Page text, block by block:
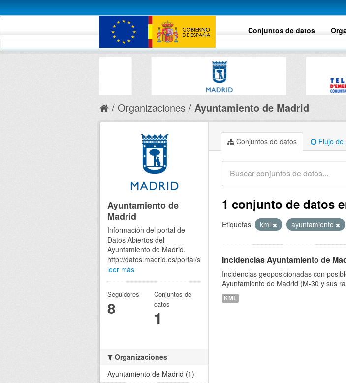
Conjuntos de datos
Organizaciones Ayuntamiento de Madrid
Conjuntos de datos Flujo de
1 conjunto de datos
Etiquetas: kml ayuntamiento
Incidencias Ayuntamiento de
Incidencias geoposicionadas con
Ayuntamiento de Madrid (M-30 y sus
KML
Ayuntamiento de
Madrid
Información del portal de
Datos Abiertos del
Ayuntamiento de Madrid.
http://datos.madrid.es/portal/site/egob
leer más
Seguidores
8
Conjuntos de
datos
1
Organizaciones
Ayuntamiento de Madrid (1)